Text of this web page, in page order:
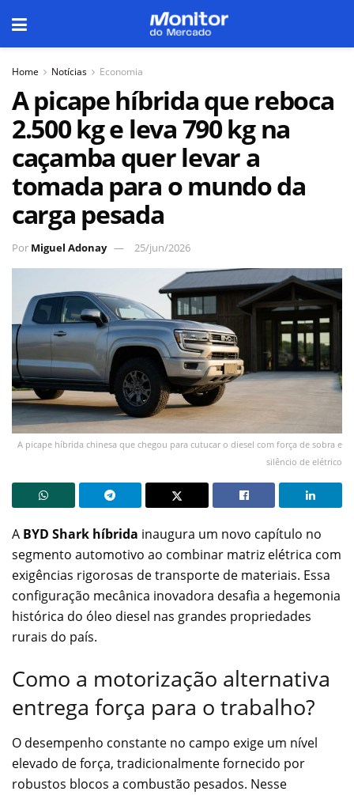
Home Notícias Economia
A picape híbrida que reboca
2.500 kg e leva 790 kg na
caçamba quer levar a
tomada para o mundo da
carga pesada
Por Miguel Adonay 25/jun/2026
A picape híbrida chinesa que chegou para cutucar o diesel com força de sobra e
silêncio de elétrico
A BYD Shark híbrida inaugura um novo capítulo no
segmento automotivo ao combinar matriz elétrica com
exigências rigorosas de transporte de materiais. Essa
configuração mecânica inovadora desafia a hegemonia
histórica do óleo diesel nas grandes propriedades
rurais do país.
Como a motorização alternativa
entrega força para o trabalho?
O desempenho constante no campo exige um nível
elevado de força, tradicionalmente fornecido por
robustos blocos a combustão pesados. Nesse